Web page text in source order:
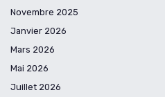
Novembre 2025
Janvier 2026
Mars 2026
Mai 2026
Juillet 2026